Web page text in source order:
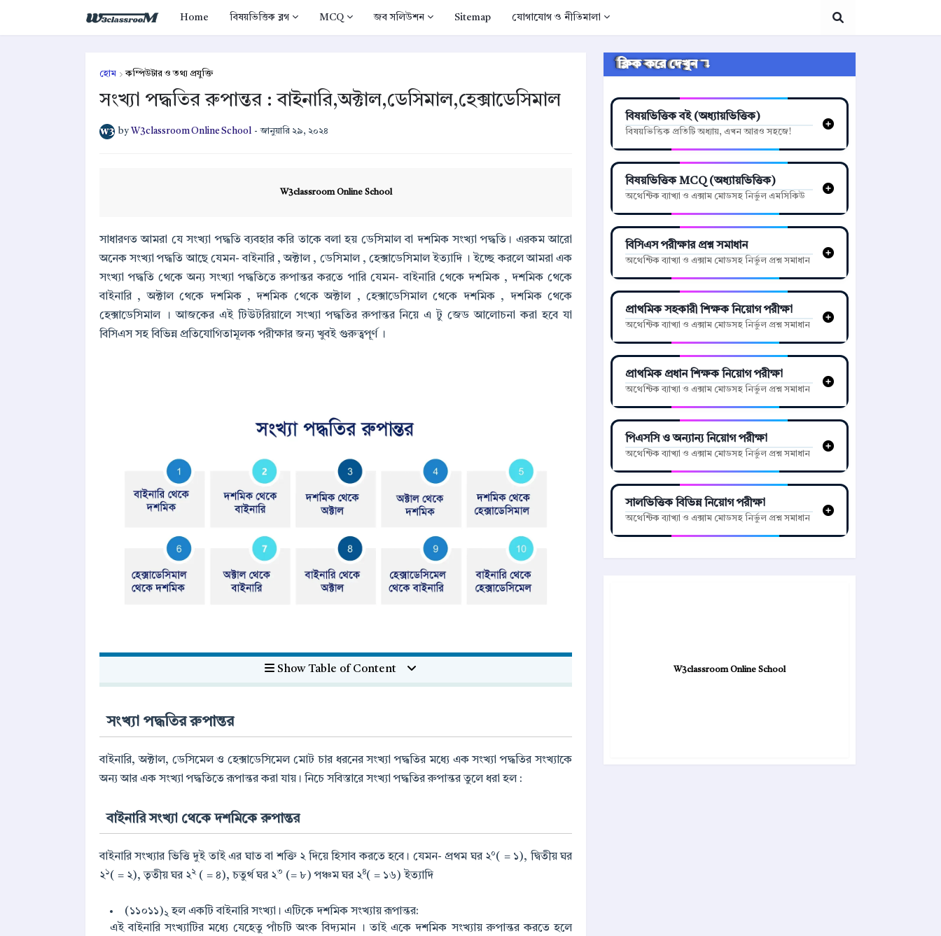
Home বিষয়ভিত্তিক ব্লগ MCQ জব সলিউশন Sitemap যোগাযোগ ও নীতিমালা
হোম কম্পিউটার ও তথ্য প্রযুক্তি
সংখ্যা পদ্ধতির রুপান্তর : বাইনারি,অক্টাল,ডেসিমাল,হেক্সাডেসিমাল
by W3classroom Online School - জানুয়ারি ২৯, ২০২৪
W3classroom Online School
সাধারণত আমরা যে সংখ্যা পদ্ধতি ব্যবহার করি তাকে বলা হয় ডেসিমাল বা দশমিক সংখ্যা পদ্ধতি। এরকম আরো
অনেক সংখ্যা পদ্ধতি আছে যেমন- বাইনারি , অক্টাল , ডেসিমাল , হেক্সাডেসিমাল ইত্যাদি । ইচ্ছে করলে আমরা এক
সংখ্যা পদ্ধতি থেকে অন্য সংখ্যা পদ্ধতিতে রুপান্তর করতে পারি যেমন- বাইনারি থেকে দশমিক , দশমিক থেকে
বাইনারি , অক্টাল থেকে দশমিক , দশমিক থেকে অক্টাল , হেক্সাডেসিমাল থেকে দশমিক , দশমিক থেকে
হেক্সাডেসিমাল । আজকের এই টিউটরিয়ালে সংখ্যা পদ্ধতির রুপান্তর নিয়ে এ টু জেড আলোচনা করা হবে যা
বিসিএস সহ বিভিন্ন প্রতিযোগিতামূলক পরীক্ষার জন্য খুবই গুরুত্বপূর্ণ ।
Show Table of Content
সংখ্যা পদ্ধতির রুপান্তর
বাইনারি, অক্টাল, ডেসিমেল ও হেক্সাডেসিমেল মোট চার ধরনের সংখ্যা পদ্ধতির মধ্যে এক সংখ্যা পদ্ধতির সংখ্যাকে
অন্য আর এক সংখ্যা পদ্ধতিতে রূপান্তর করা যায়। নিচে সবিস্তারে সংখ্যা পদ্ধতির রুপান্তর তুলে ধরা হল :
বাইনারি সংখ্যা থেকে দশমিকে রুপান্তর
বাইনারি সংখ্যার ভিত্তি দুই তাই এর ঘাত বা শক্তি ২ দিয়ে হিসাব করতে হবে। যেমন- প্রথম ঘর ২০( = ১), দ্বিতীয় ঘর
২১( = ২), তৃতীয় ঘর ২২( = ৪), চতুর্থ ঘর ২৩ (= ৮) পঞ্চম ঘর ২৪( = ১৬) ইত্যাদি
(১১০১১)২ হল একটি বাইনারি সংখ্যা। এটিকে দশমিক সংখ্যায় রূপান্তর:
এই বাইনারি সংখ্যাটির মধ্যে যেহেতু পাঁচটি অংক বিদ্যমান । তাই একে দশমিক সংখ্যায় রুপান্তর করতে হলে
ক্লিক করে দেখুন ↴
বিষয়ভিত্তিক বই (অধ্যায়ভিত্তিক)
বিষয়ভিত্তিক প্রতিটি অধ্যায়, এখন আরও সহজে!
বিষয়ভিত্তিক MCQ (অধ্যায়ভিত্তিক)
অথেন্টিক ব্যাখ্যা ও এক্সাম মোডসহ নির্ভুল এমসিকিউ
বিসিএস পরীক্ষার প্রশ্ন সমাধান
অথেন্টিক ব্যাখ্যা ও এক্সাম মোডসহ নির্ভুল প্রশ্ন সমাধান
প্রাথমিক সহকারী শিক্ষক নিয়োগ পরীক্ষা
অথেন্টিক ব্যাখ্যা ও এক্সাম মোডসহ নির্ভুল প্রশ্ন সমাধান
প্রাথমিক প্রধান শিক্ষক নিয়োগ পরীক্ষা
অথেন্টিক ব্যাখ্যা ও এক্সাম মোডসহ নির্ভুল প্রশ্ন সমাধান
পিএসসি ও অন্যান্য নিয়োগ পরীক্ষা
অথেন্টিক ব্যাখ্যা ও এক্সাম মোডসহ নির্ভুল প্রশ্ন সমাধান
সালভিত্তিক বিভিন্ন নিয়োগ পরীক্ষা
অথেন্টিক ব্যাখ্যা ও এক্সাম মোডসহ নির্ভুল প্রশ্ন সমাধান
W3classroom Online School